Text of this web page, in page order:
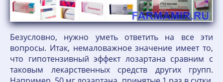
Безусловно, нужно уметь ответить на все эти
вопросы. Итак, немаловажное значение имеет то,
что гипотензивный эффект лозартана сравним с
таковым лекарственных средств других групп.